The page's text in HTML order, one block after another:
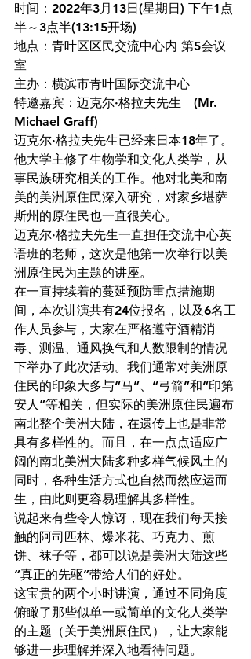
时间：2022年3月13日(星期日) 下午1点
半～3点半(13:15开场)
地点：青叶区区民交流中心内 第5会议
室
主办：横滨市青叶国际交流中心
特邀嘉宾：迈克尔·格拉夫先生　(Mr.
Michael Graff)
迈克尔·格拉夫先生已经来日本18年了。
他大学主修了生物学和文化人类学，从
事民族研究相关的工作。他对北美和南
美的美洲原住民深入研究，对家乡堪萨
斯州的原住民也一直很关心。
迈克尔·格拉夫先生一直担任交流中心英
语班的老师，这次是他第一次举行以美
洲原住民为主题的讲座。
在一直持续着的蔓延预防重点措施期
间，本次讲演共有24位报名，以及6名工
作人员参与，大家在严格遵守酒精消
毒、测温、通风换气和人数限制的情况
下举办了此次活动。我们通常对美洲原
住民的印象大多与“马”、“弓箭”和“印第
安人”等相关，但实际的美洲原住民遍布
南北整个美洲大陆，在遗传上也是非常
具有多样性的。而且，在一点点适应广
阔的南北美洲大陆多种多样气候风土的
同时，各种生活方式也自然而然应运而
生，由此则更容易理解其多样性。
说起来有些令人惊讶，现在我们每天接
触的阿司匹林、爆米花、巧克力、煎
饼、袜子等，都可以说是美洲大陆这些
“真正的先驱”带给人们的好处。
这宝贵的两个小时讲演，通过不同角度
俯瞰了那些似单一或简单的文化人类学
的主题（关于美洲原住民），让大家能
够进一步理解并深入地看待问题。